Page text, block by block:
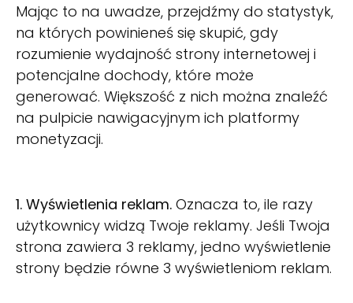
Mając to na uwadze, przejdźmy do statystyk,
na których powinieneś się skupić, gdy
rozumienie wydajność strony internetowej i
potencjalne dochody, które może
generować. Większość z nich można znaleźć
na pulpicie nawigacyjnym ich platformy
monetyzacji.
1. Wyświetlenia reklam. Oznacza to, ile razy
użytkownicy widzą Twoje reklamy. Jeśli Twoja
strona zawiera 3 reklamy, jedno wyświetlenie
strony będzie równe 3 wyświetleniom reklam.